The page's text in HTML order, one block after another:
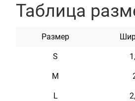
Эта шлея мягкая на ощупь,
Доступна в черном, синем,
оранжевом цветах.
Таблица
Размер
S
M
L